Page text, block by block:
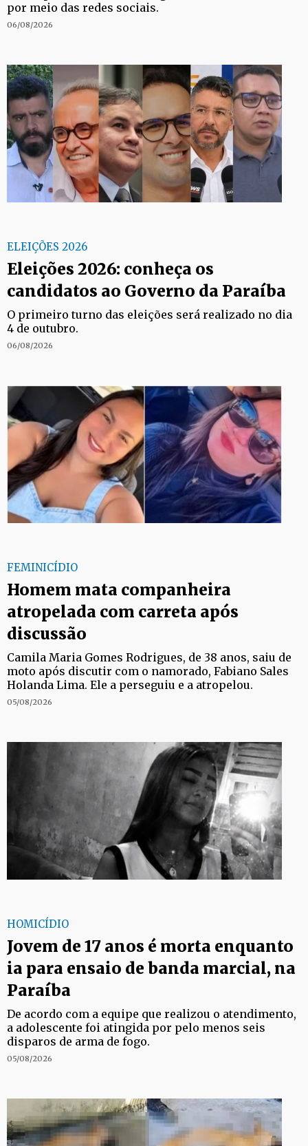
por meio das redes sociais.
06/08/2026
ELEIÇÕES 2026
Eleições 2026: conheça os
candidatos ao Governo da Paraíba
O primeiro turno das eleições será realizado no dia
4 de outubro.
06/08/2026
FEMINICÍDIO
Homem mata companheira
atropelada com carreta após
discussão
Camila Maria Gomes Rodrigues, de 38 anos, saiu de
moto após discutir com o namorado, Fabiano Sales
Holanda Lima. Ele a perseguiu e a atropelou.
05/08/2026
HOMICÍDIO
Jovem de 17 anos é morta enquanto
ia para ensaio de banda marcial, na
Paraíba
De acordo com a equipe que realizou o atendimento,
a adolescente foi atingida por pelo menos seis
disparos de arma de fogo.
05/08/2026